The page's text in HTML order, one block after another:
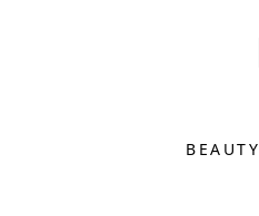
BEAUTY